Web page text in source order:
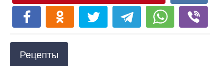
Рецепты